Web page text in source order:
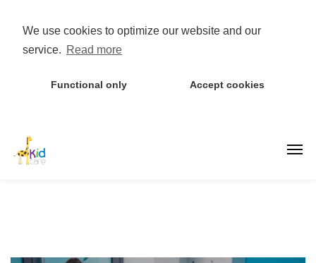
We use cookies to optimize our website and our
service. Read more
Functional only Accept cookies